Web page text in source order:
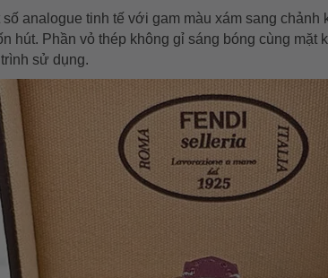
analogue tinh tế với gam màu xám sang chảnh
hút. Phần vỏ thép không gỉ sáng bóng cùng mặt
sử dụng.